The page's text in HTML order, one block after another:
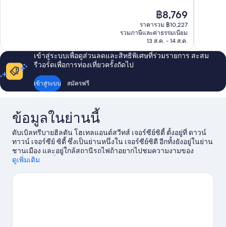
ราคา
ปัจจุบัน
คือ
฿8,769
฿8,769
ราคารวม ฿10,227
รวมภาษีและค่าธรรมเนียม
13 ส.ค. - 14 ส.ค.
รีวิว
เข้าสู่ระบบเพื่อดูส่วนลดและสิทธิพิเศษที่ร่วมรายการ สะสม
รีวอร์ดเพื่อการท่องเที่ยวครั้งถัดไป
เข้าสู่ระบบ สมัครฟรี
ข้อมูลในย่านนี้
ดับเบิลทรีบายฮิลตัน โฮเทลแอนด์สวีทส์ เจอร์ซีย์ซิตี้ ตั้งอยู่ที่ ดาวน์
ทาวน์ เจอร์ซีย์ ซิตี้ ซึ่งเป็นย่านหนึ่งใน เจอร์ซีย์ซิตี อีกทั้งยังอยู่ในย่าน
ชานเมือง และอยู่ใกล้สถานีรถไฟถ้าอยากไปชมความงามของ
ธรรมชาติในพื้นที่ ต้องที่นี่เลย สวนสาธารณะ Liberty และ สวนสา
พลาดในย่านนี้ ได้แก่ ศูนย์บาร์เคลย์ส์ บรุกลิน และ โรงละคร Radio
ดูเพิ่มเติม